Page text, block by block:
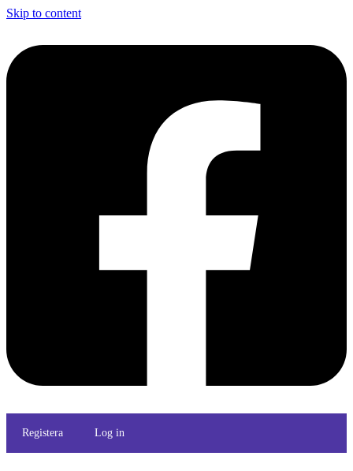
Skip to content
Registera Log in